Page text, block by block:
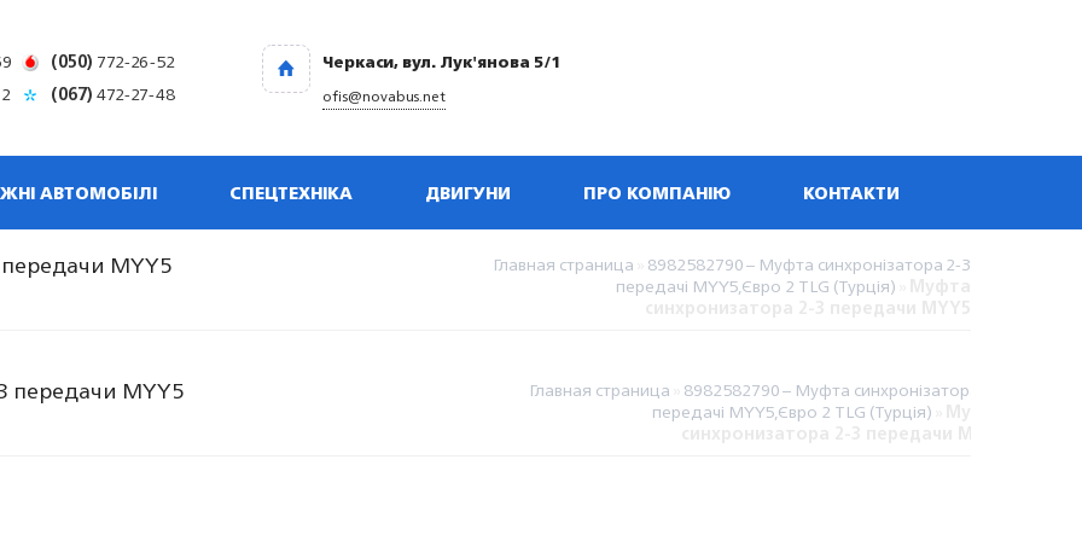
(050) 772-26-52
(067)472-27-48
Черкаси, вул. Лук'янова 5/1
ofis@novabus.net
АВТОМОБІЛІ СПЕЦТЕХНІКА ДВИГУНИ ПРО КОМПАНІЮ КОНТАКТИ
МYY5 Главная страница 8982582790 – Муфта синхронізатора 2-3
передачі МYY5,Євро 2 TLG (Турція)
передачи МYY5 Главная страница 8982582790 – Муфта синхронізатора 2-3
передачі МYY5,Євро 2 TLG (Турція)